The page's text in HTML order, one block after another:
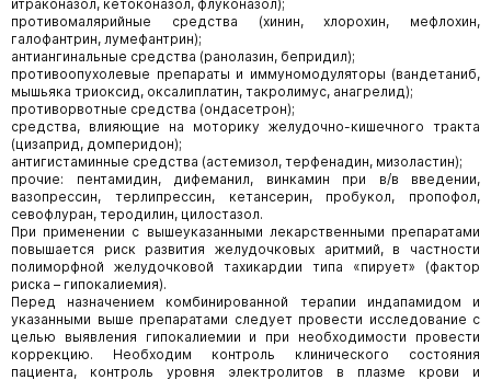
итраконазол, кетоконазол, флуконазол);
противомалярийные средства (хинин, хлорохин, мефлохин,
галофантрин, лумефантрин);
антиангинальные средства (ранолазин, бепридил);
противоопухолевые препараты и иммуномодуляторы (вандетаниб,
мышьяка триоксид, оксалиплатин, такролимус, анагрелид);
противорвотные средства (ондасетрон);
средства, влияющие на моторику желудочно-кишечного тракта
(цизаприд, домперидон);
антигистаминные средства (астемизол, терфенадин, мизоластин);
прочие: пентамидин, дифеманил, винкамин при в/в введении,
вазопрессин, терлипрессин, кетансерин, пробукол, пропофол,
севофлуран, теродилин, цилостазол.
При применении с вышеуказанными лекарственными препаратами
повышается риск развития желудочковых аритмий, в частности
полиморфной желудочковой тахикардии типа «пирует» (фактор
риска – гипокалиемия).
Перед назначением комбинированной терапии индапамидом и
указанными выше препаратами следует провести исследование с
целью выявления гипокалиемии и при необходимости провести
коррекцию. Необходим контроль клинического состояния
пациента, контроль уровня электролитов в плазме крови и